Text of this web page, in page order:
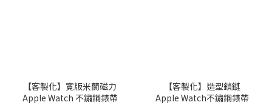
【客製化】寬版米蘭磁力
Apple Watch 不鏽鋼錶帶
【客製化】造型鎖鏈
Apple Watch不鏽鋼錶帶